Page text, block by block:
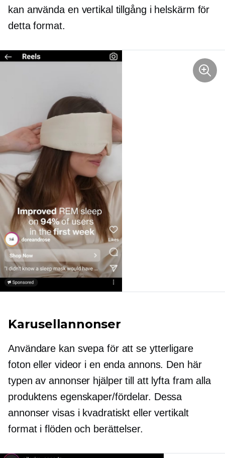
kan använda en vertikal tillgång i helskärm för
detta format.
Karusellannonser
Användare kan svepa för att se ytterligare
foton eller videor i en enda annons. Den här
typen av annonser hjälper till att lyfta fram alla
produktens egenskaper/fördelar. Dessa
annonser visas i kvadratiskt eller vertikalt
format i flöden och berättelser.